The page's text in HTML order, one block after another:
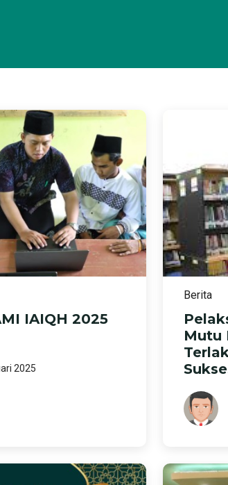
IAIQH 2025
2025
Berita
Mutu